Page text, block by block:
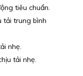
tiêu chuẩn.
tải trung bình
nhẹ.
tải nhẹ.